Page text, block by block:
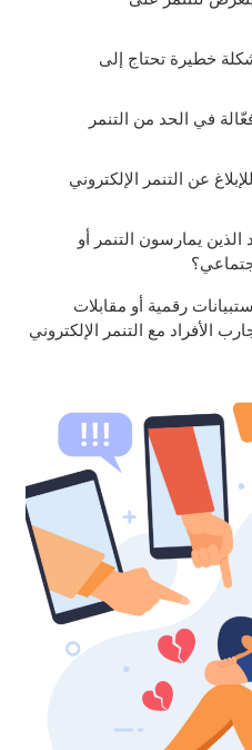
خطيرة تحتاج إلى
في الحد من التنمر
عن التنمر الإلكتروني
يمارسون التنمر أو
رقمية أو مقابلات
الأفراد مع التنمر الإلكتروني